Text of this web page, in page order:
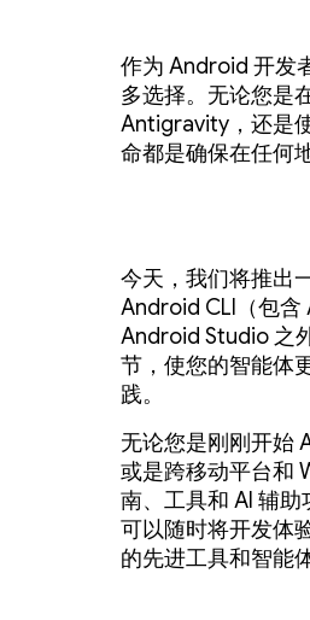
作为 Android 开发
多选择。无论您是
Antigravity，还是
命都是确保在任何
今天，我们将推出
Android CLI（包
Android Studio 之
节，使您的智能体
践。
无论您是刚刚开始
或是跨移动平台和
南、工具和 AI 辅
可以随时将开发体
的先进工具和智能